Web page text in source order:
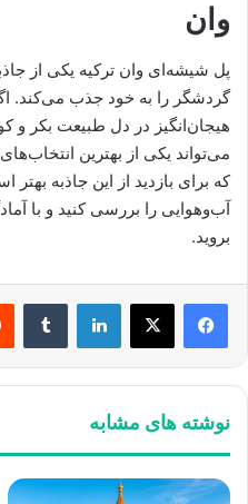
وان
پل شیشه‌ای وان ترکیه یکی از
گردشگر را به خود جذب می‌کند.
هیجان‌انگیز در دل طبیعت بکر و
می‌تواند یکی از بهترین
که برای بازدید از این جاذبه
آب‌وهوایی را بررسی کنید و با
بروید.
لینکدین
نوشته های مشابه